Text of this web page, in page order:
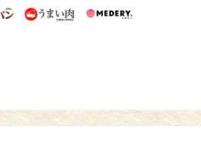
し うまいパン うまい肉